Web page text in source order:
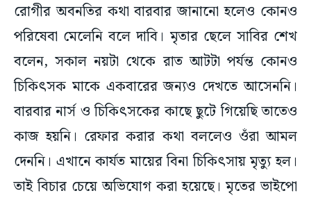
রোগীর অবনতির কথা বারবার জানানো হলেও কোনও
পরিষেবা মেলেনি বলে দাবি। মৃতার ছেলে সাবির শেখ
বলেন, সকাল নয়টা থেকে রাত আটটা পর্যন্ত কোনও
চিকিৎসক মাকে একবারের জন্যও দেখতে আসেননি।
বারবার নার্স ও চিকিৎসকের কাছে ছুটে গিয়েছি তাতেও
কাজ হয়নি। রেফার করার কথা বললেও ওঁরা আমল
দেননি। এখানে কার্যত মায়ের বিনা চিকিৎসায় মৃত্যু হল।
তাই বিচার চেয়ে অভিযোগ করা হয়েছে। মৃতের ভাইপো